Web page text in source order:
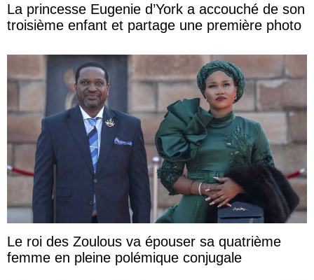
La princesse Eugenie d’York a accouché de son
troisième enfant et partage une première photo
Le roi des Zoulous va épouser sa quatrième
femme en pleine polémique conjugale